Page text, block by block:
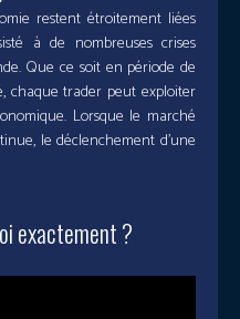
restent étroitement liées
à de nombreuses crises
Que ce soit en période de
chaque trader peut exploiter
Lorsque le marché
le déclenchement d’une
exactement ?